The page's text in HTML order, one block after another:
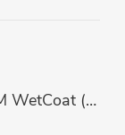
Rychloaplikační sealant Gyeon Q2M WetCoat (1 L)